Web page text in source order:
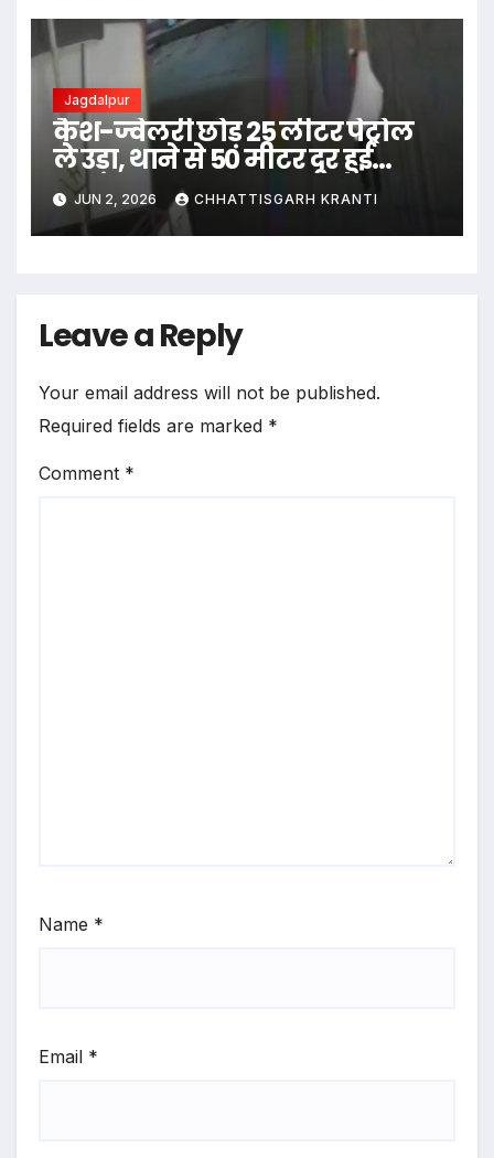
Jagdalpur
कैश-ज्वेलरी छोड़ 25 लीटर पेट्रोल
ले उड़ा, थाने से 50 मीटर दूर हुई
वारदात
JUN 2, 2026 CHHATTISGARH KRANTI
Leave a Reply
Your email address will not be published.
Required fields are marked *
Comment *
Name *
Email *